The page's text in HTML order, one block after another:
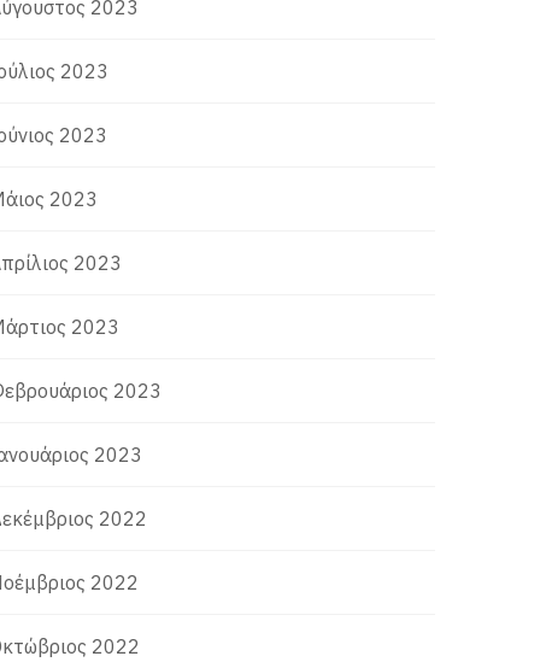
2023
2023
2023
2023
2023
2023
2023
2023
2022
2022
2022